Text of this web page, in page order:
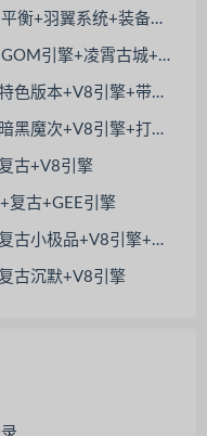
系统+装备镇魔+极品继承
+九五之尊+强者本来+BOSS之家
+带光柱+觉醒大师+除魔副本
打技能书+宠物大使+神佑法宝
古+V8引擎
复古+GEE引擎
擎+特色BUFF+极品套装倍攻
古沉默+V8引擎